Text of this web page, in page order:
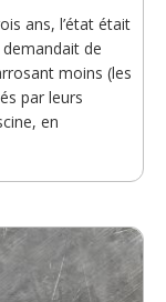
ans, l’état était
de
moins (les
par leurs
en